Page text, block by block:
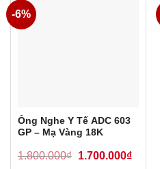
-6%
Ống Nghe Y Tế ADC 603
GP – Mạ Vàng 18K
1.800.000₫
Original
price
1.700.000₫Current